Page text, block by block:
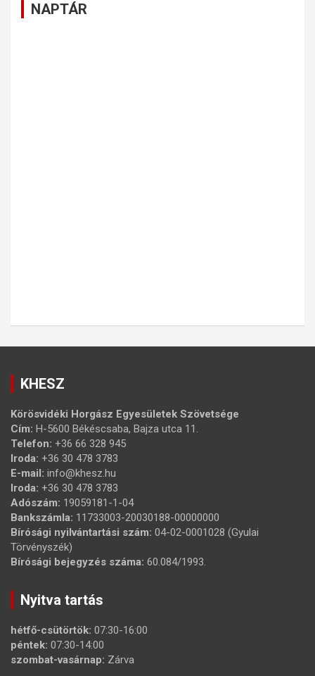
NAPTÁR
KHESZ
Körösvidéki Horgász Egyesületek Szövetsége
Cím: H-5600 Békéscsaba, Bajza utca 11.
Telefon: +36 66 328 945
Iroda: +36 30 478 3783
E-mail: info@khesz.hu
Iroda: +36 30 478 3783
Adószám: 19059181-1-04
Bankszámla: 11733003-20030188-00000000
Bírósági nyilvántartási szám: 04-02-0001028 (Gyulai
Törvényszék)
Bírósági bejegyzés száma: 60.084/1993.
Nyitva tartás
hétfő-csütörtök: 07:30-16:00
péntek: 07:30-14:00
szombat-vasárnap: Zárva